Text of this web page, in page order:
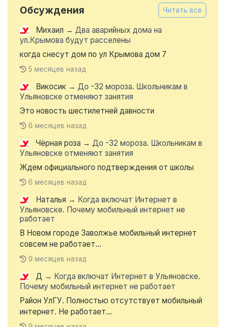
Обсуждения Читать все
Михаил → Два аварийных дома на
ул.Крымова будут расселены
когда снесут дом по ул Крымова дом 7
5 месяцев назад
Викосик → До -32 мороза. Школьникам в
Ульяновске отменяют занятия
Это новость шестилетней давности
6 месяцев назад
Чёрная роза → До -32 мороза. Школьникам в
Ульяновске отменяют занятия
Ждем официального подтверждения от школы
6 месяцев назад
Наталья → Когда включат Интернет в
Ульяновске. Почему мобильный интернет не
работает
В Новом городе Заволжье мобильный интернет
совсем не работает...
9 месяцев назад
Д → Когда включат Интернет в Ульяновске.
Почему мобильный интернет не работает
Район УлГУ. Полностью отсутствует мобильный
интернет. Не работает...